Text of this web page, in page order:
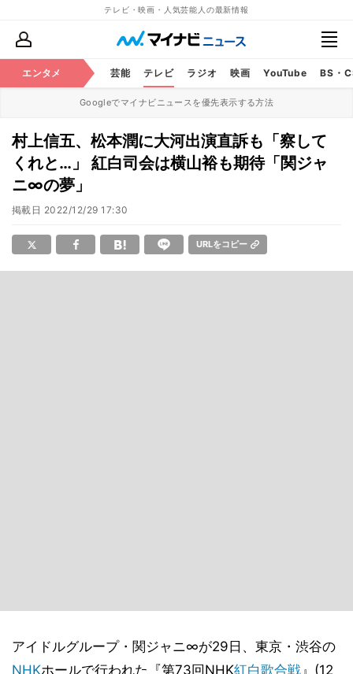
テレビ・映画・人気芸能人の最新情報
エンタメ 芸能 テレビ ラジオ 映画 YouTube BS・
Googleでマイナビニュースを優先表示する方法
村上信五、松本潤に大河出演直訴も「察して
くれと…」 紅白司会は横山裕も期待「関ジャ
ニ∞の夢」
掲載日 2022/12/29 17:30
URLをコピー
アイドルグループ・関ジャニ∞が29日、東京・渋谷の
NHKホールで行われた『第73回NHK紅白歌合戦』(12